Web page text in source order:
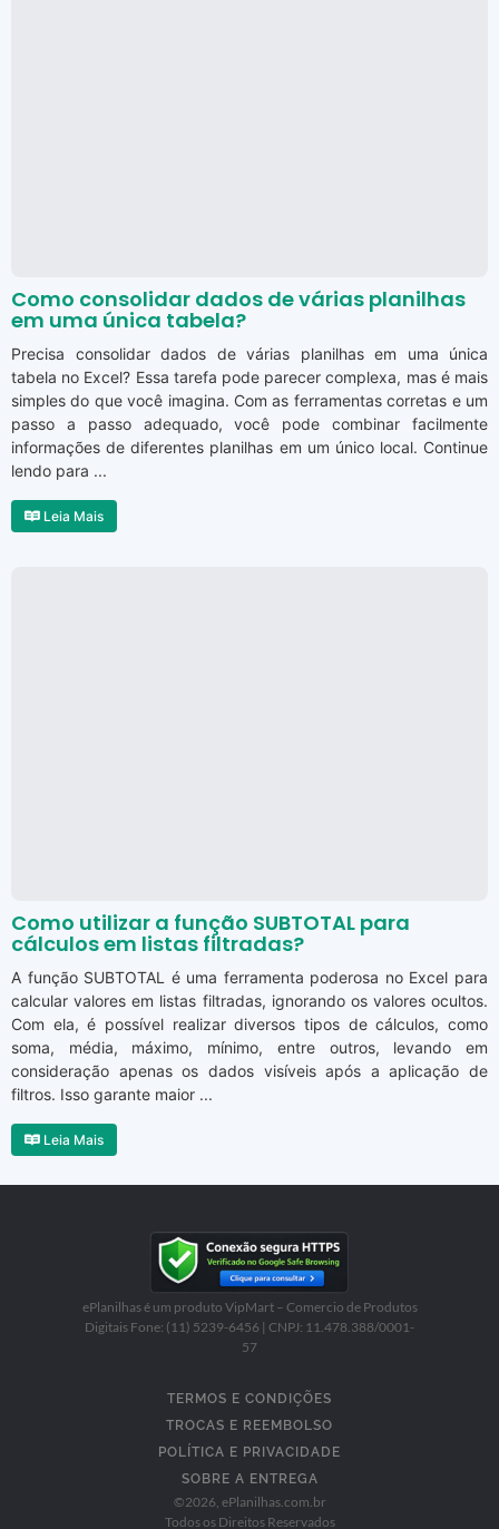
Como consolidar dados de várias planilhas
em uma única tabela?
Precisa consolidar dados de várias planilhas em uma única
tabela no Excel? Essa tarefa pode parecer complexa, mas é mais
simples do que você imagina. Com as ferramentas corretas e um
passo a passo adequado, você pode combinar facilmente
informações de diferentes planilhas em um único local. Continue
lendo para ...
Leia Mais
Como utilizar a função SUBTOTAL para
cálculos em listas filtradas?
A função SUBTOTAL é uma ferramenta poderosa no Excel para
calcular valores em listas filtradas, ignorando os valores ocultos.
Com ela, é possível realizar diversos tipos de cálculos, como
soma, média, máximo, mínimo, entre outros, levando em
consideração apenas os dados visíveis após a aplicação de
filtros. Isso garante maior ...
Leia Mais
ePlanilhas é um produto VipMart – Comercio de Produtos
Digitais Fone: (11) 5239-6456 | CNPJ: 11.478.388/0001-
57
TERMOS E CONDIÇÕES
TROCAS E REEMBOLSO
POLÍTICA E PRIVACIDADE
SOBRE A ENTREGA
©2026 , ePlanilhas.com.br
Todos os Direitos Reservados